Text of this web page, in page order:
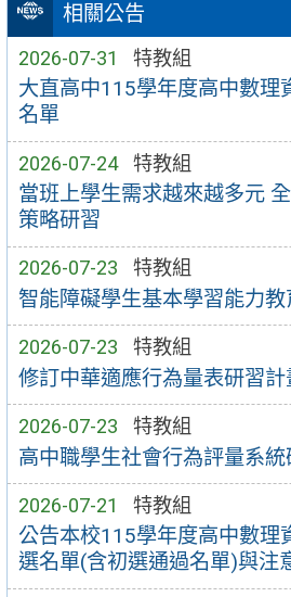
相關公告
2026-07-31 特教組
大直高中115學年度高中數理
名單
2026-07-24 特教組
當班上學生需求越來越多元
策略研習
2026-07-23 特教組
智能障礙學生基本學習能力
2026-07-23 特教組
修訂中華適應行為量表研習計
2026-07-23 特教組
高中職學生社會行為評量系
2026-07-21 特教組
公告本校115學年度高中數理
選名單(含初選通過名單)與注